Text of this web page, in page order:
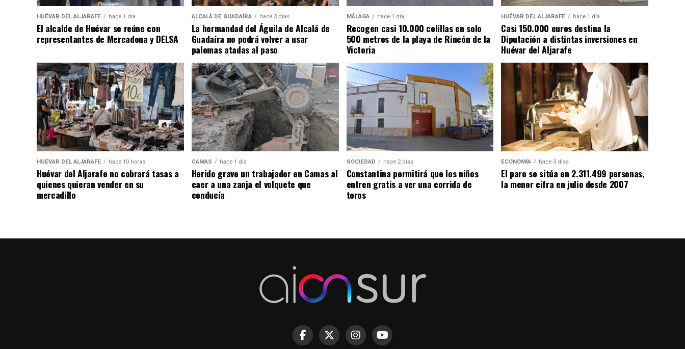
HUÉVAR DEL ALJARAFE hace 1 día
El alcalde de Huévar se reúne con
representantes de Mercadona y DELSA
ALCALÁ DE GUADAÍRA hace 3 días
La hermandad del Águila de Alcalá de
Guadaíra no podrá volver a usar
palomas atadas al paso
MÁLAGA hace 1 día
Recogen casi 10.000 colillas en solo
500 metros de la playa de Rincón de la
Victoria
HUÉVAR DEL ALJARAFE hace 1 día
Casi 150.000 euros destina la
Diputación a distintas inversiones en
Huévar del Aljarafe
HUÉVAR DEL ALJARAFE hace 10 horas
Huévar del Aljarafe no cobrará tasas a
quienes quieran vender en su
mercadillo
CAMAS hace 1 día
Herido grave un trabajador en Camas al
caer a una zanja el volquete que
conducía
SOCIEDAD hace 2 días
Constantina permitirá que los niños
entren gratis a ver una corrida de
toros
ECONOMÍA hace 3 días
El paro se sitúa en 2.311.499 personas,
la menor cifra en julio desde 2007